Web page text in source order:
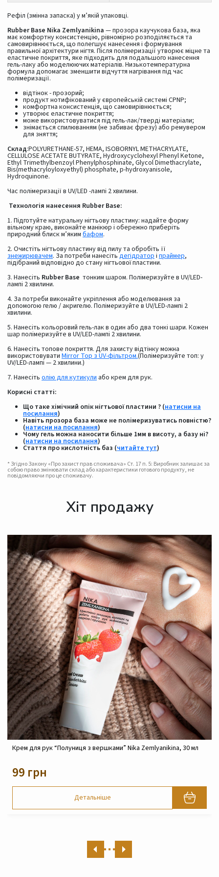
Рефіл (змінна запаска) у м’якій упаковці.
Rubber Base Nika Zemlyanikina — прозора каучукова база, яка
має комфортну консистенцію, рівномірно розподіляється та
самовирівнюється, що полегшує нанесення і формування
правильної архітектури нігтя. Після полімеризації утворює міцне та
еластичне покриття, яке підходить для подальшого нанесення
гель-лаку або моделюючих матеріалів. Низькотемпературна
формула допомагає зменшити відчуття нагрівання під час
полімеризації.
відтінок - прозорий;
продукт нотифікований у європейській системі CPNP;
комфортна консистенція, що самовирівнюється;
утворює еластичне покриття;
може використовуватися під гель-лак/тверді матеріали;
знімається спилюванням (не забиває фрезу) або ремувером
для зняття;
Склад:POLYURETHANE-57, HEMA, ISOBORNYL METHACRYLATE,
CELLULOSE ACETATE BUTYRATE, Hydroxycyclohexyl Phenyl Ketone,
Ethyl Trimethylbenzoyl Phenylphosphinate, Glycol Dimethacrylate,
Bis(methacryloyloxyethyl) phosphate, p-hydroxyanisole,
Hydroquinone.
Час полімеризації в UV/LED -лампі 2 хвилини.
Технологія нанесення Rubber Base:
1. Підготуйте натуральну нігтьову пластину: надайте форму
вільному краю, виконайте манікюр і обережно приберіть
природний блиск м’яким бафом.
2. Очистіть нігтьову пластину від пилу та обробіть її
знежирювачем. За потреби нанесітьдегідратор і праймер,
підібраний відповідно до стану нігтьової пластини.
3. Нанесіть Rubber Base тонким шаром. Полімеризуйте в UV/LED-
лампі 2 хвилини.
4. За потреби виконайте укріплення або моделювання за
допомогою гелю / акригелю. Полімеризуйте в UV/LED-лампі 2
хвилини.
5. Нанесіть кольоровий гель-лак в один або два тонкі шари. Кожен
шар полімеризуйте в UV/LED-лампі 2 хвилини.
6. Нанесіть топове покриття. Для захисту відтінку можна
використовувати Mirror Top з UV-фільтром.(Полімеризуйте топ: у
UV/LED-лампі — 2 хвилини.)
7. Нанесіть олію для кутикули або крем для рук.
Корисні статті:
Що таке хімічний опік нігтьової пластини ? (натисни на
посилання)
Навіть прозора база може не полімеризуватись повністю?
(натисни на посилання)
Чому гель можна наносити більше 1мм в висоту, а базу ні?
(натисни на посилання)
Стаття про кислотність баз (читайте тут)
* Згідно Закону «Про захист прав споживача» Ст. 17 п. 5: Виробник залишає за
собою право змінювати склад або характеристики готового продукту, не
повідомляючи про це споживачу.
Хіт продажу
з вершками” Nika Zemlyanikina, 30 мл Крем
Zemlyanikina, 30 мл